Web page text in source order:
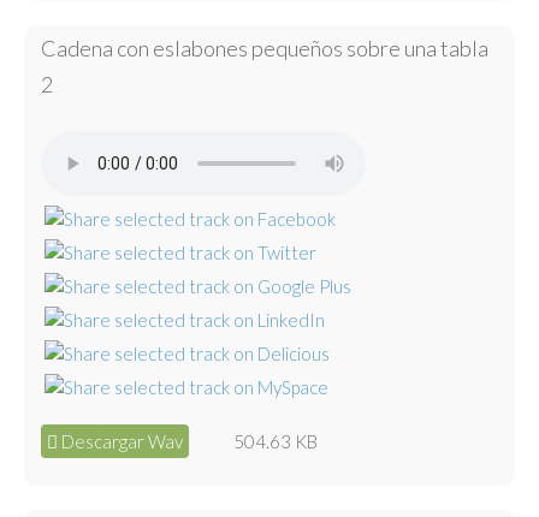
Cadena con eslabones pequeños sobre una tabla
2
Descargar Wav 504.63 KB